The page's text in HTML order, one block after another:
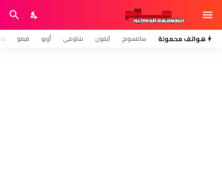
هواتف محمولة سامسونج آيفون شاومي أوبو فيفو